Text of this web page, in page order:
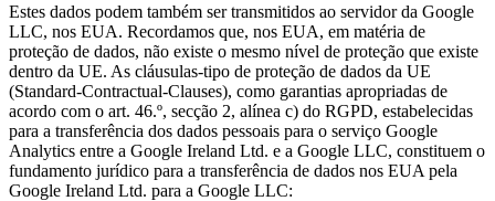
Estes dados podem também ser transmitidos ao servidor da Google
LLC, nos EUA. Recordamos que, nos EUA, em matéria de
proteção de dados, não existe o mesmo nível de proteção que existe
dentro da UE. As cláusulas-tipo de proteção de dados da UE
(Standard-Contractual-Clauses), como garantias apropriadas de
acordo com o art. 46.º, secção 2, alínea c) do RGPD, estabelecidas
para a transferência dos dados pessoais para o serviço Google
Analytics entre a Google Ireland Ltd. e a Google LLC, constituem o
fundamento jurídico para a transferência de dados nos EUA pela
Google Ireland Ltd. para a Google LLC: